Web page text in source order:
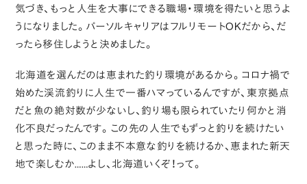
気づき、もっと人生を大事にできる職場・環境を得たいと思うよ
うになりました。パーソルキャリアはフルリモートOKだから、だ
ったら移住しようと決めました。
北海道を選んだのは恵まれた釣り環境があるから。コロナ禍で
始めた渓流釣りに人生で一番ハマっているんですが、東京拠点
だと魚の絶対数が少ないし、釣り場も限られていたり何かと消
化不良だったんです。この先の人生でもずっと釣りを続けたい
と思った時に、このまま不本意な釣りを続けるか、恵まれた新天
地で楽しむか……よし、北海道いくぞ！って。